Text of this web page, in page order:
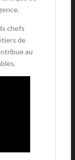
chefs
de
au